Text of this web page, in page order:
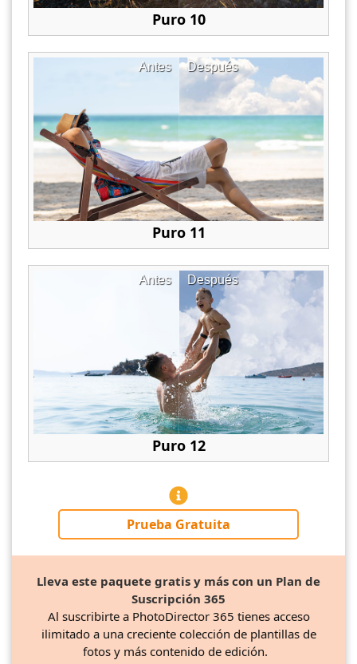
Puro 10
Después
Antes
Puro 11
Después
Antes
Puro 12
Prueba Gratuita
Lleva este paquete gratis y más con un Plan de
Suscripción 365
Al suscribirte a PhotoDirector 365 tienes acceso
ilimitado a una creciente colección de plantillas de
fotos y más contenido de edición.